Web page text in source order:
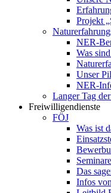
Projekt
NER-
Was
Unser
NER-
Langer Tag
Freiwilligendienste
FÖJ
Was ist
Seminare
Das
Infos